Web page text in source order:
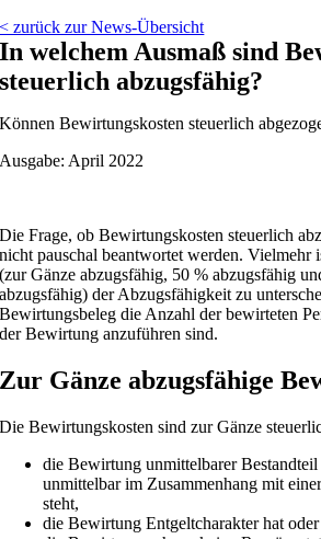
< zurück zur News-Übersicht
In welchem Ausmaß sind
steuerlich abzugsfähig?
Können Bewirtungskosten steuerlich
Ausgabe: April 2022
Die Frage, ob Bewirtungskosten steuerlich
nicht pauschal beantwortet werden. Vielmehr
(zur Gänze abzugsfähig, 50 % abzugsfähig
abzugsfähig) der Abzugsfähigkeit zu
Bewirtungsbeleg die Anzahl der bewirteten
der Bewirtung anzuführen sind.
Zur Gänze abzugsfähige
Die Bewirtungskosten sind zur Gänze
die Bewirtung unmittelbarer
unmittelbar im Zusammenhang mit
steht,
die Bewirtung Entgeltcharakter hat oder